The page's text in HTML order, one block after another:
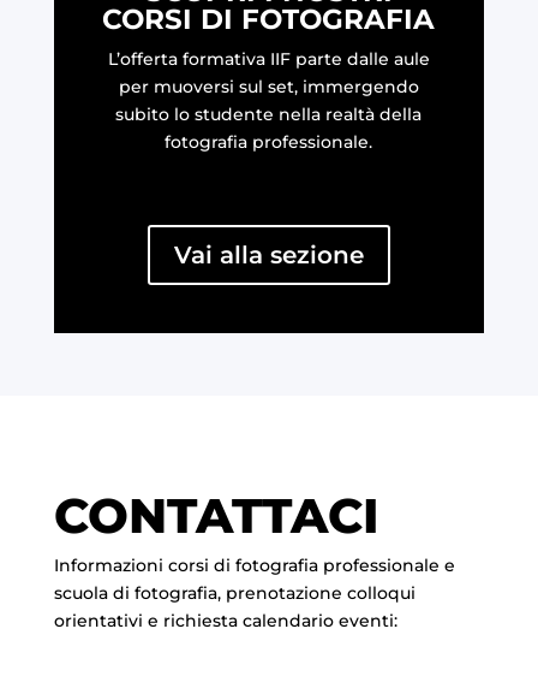
CORSI DI FOTOGRAFIA
L’offerta formativa IIF parte dalle aule
per muoversi sul set, immergendo
subito lo studente nella realtà della
fotografia professionale.
Vai alla sezione
CONTATTACI
Informazioni corsi di fotografia professionale e
scuola di fotografia, prenotazione colloqui
orientativi e richiesta calendario eventi: